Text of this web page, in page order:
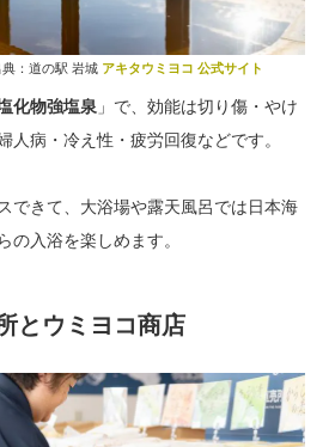
：道の駅 岩城 アキタウミヨコ 公式サイト
化物強塩泉 」で、効能は切り傷・やけ
人病・冷え性・疲労回復などです。
できて、大浴場や露天風呂では日本海
の入浴を楽しめます。
とウミヨコ商店